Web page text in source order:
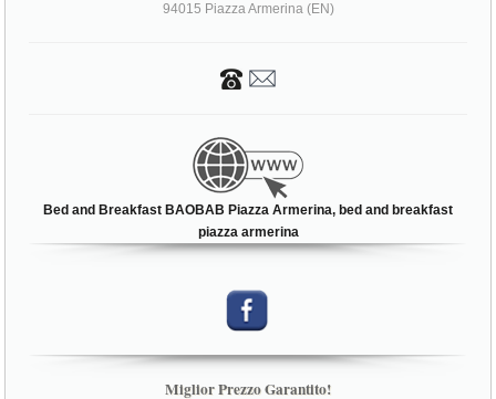
94015 Piazza Armerina (EN)
Bed and Breakfast BAOBAB Piazza Armerina, bed and breakfast
piazza armerina
Miglior Prezzo Garantito!